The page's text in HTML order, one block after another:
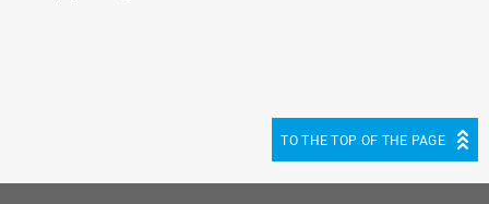
TO THE TOP OF THE PAGE